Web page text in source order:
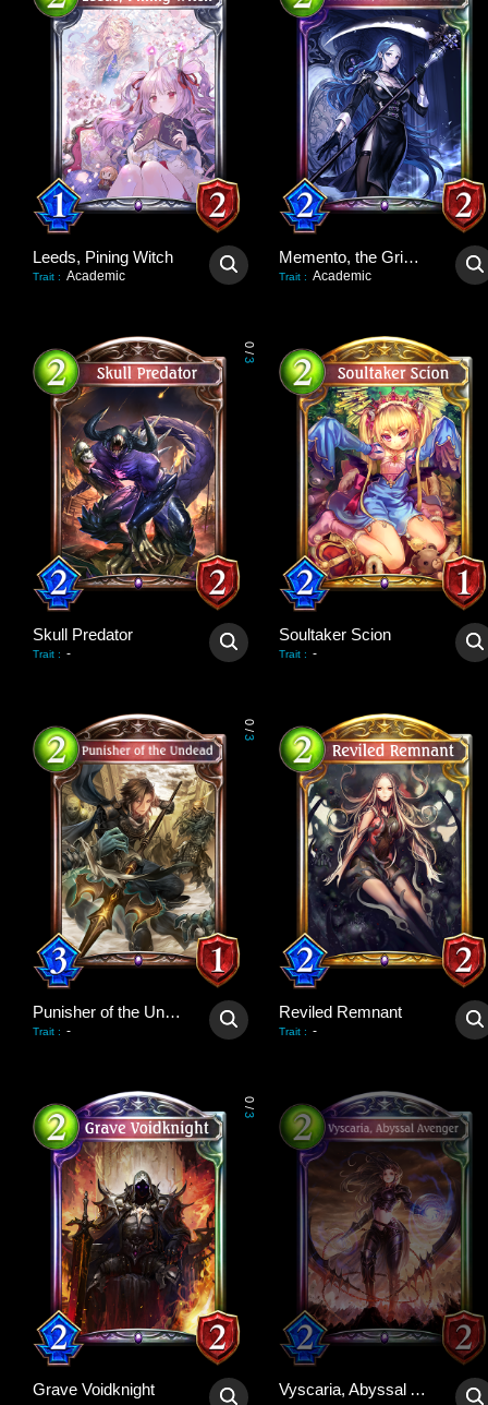
Leeds, Pining Witch
Trait : Academic
Memento, the Grim Teacher
Trait : Academic
0
/
3
Skull Predator
Trait : -
Soultaker Scion
Trait : -
0
/
3
Punisher of the Undead
Trait : -
Reviled Remnant
Trait : -
0
/
3
Grave Voidknight Vyscaria, Abyssal Avenger